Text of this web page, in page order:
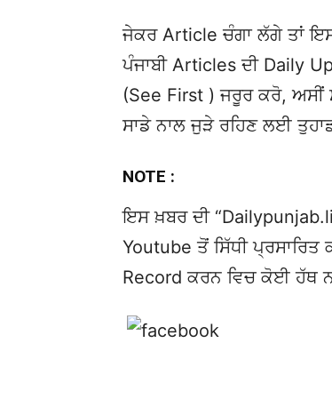
ਜੇਕਰ Article ਚੰਗਾ ਲੱਗੇ ਤਾਂ
ਪੰਜਾਬੀ Articles ਦੀ Daily
(See First ) ਜਰੂਰ ਕਰੋ, ਅਸੀਂ
ਸਾਡੇ ਨਾਲ ਜੁੜੇ ਰਹਿਣ ਲਈ
NOTE :
ਇਸ ਖ਼ਬਰ ਦੀ
Youtube ਤੋਂ ਸਿੱਧੀ
Record ਕਰਨ ਵਿਚ ਕੋਈ ਹੱਥ